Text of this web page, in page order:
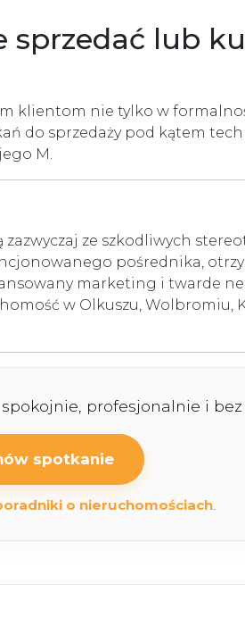
sprzedać lub
klientom nie tylko w
do sprzedaży pod kątem
M.
ze szkodliwych
pośrednika,
marketing i twarde
w Olkuszu, Wolbromiu,
profesjonalnie i
spotkanie
o nieruchomościach.